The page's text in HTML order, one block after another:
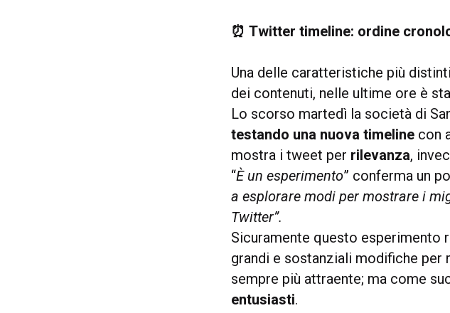
⏰ Twitter timeline: ordine
Una delle caratteristiche più
dei contenuti, nelle ultime ore è
Lo scorso martedì la società di
testando una nuova timeline con
mostra i tweet per rilevanza,
“È un esperimento” conferma un
a esplorare modi per mostrare i
Twitter”.
Sicuramente questo esperimento
grandi e sostanziali modifiche
sempre più attraente; ma come
entusiasti.